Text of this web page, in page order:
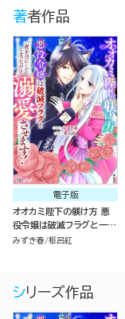
著者作品
電子版
オオカミ陛下の躾け方 悪
役令嬢は破滅フラグと一夜
を共にしてしまったけど、
みずき春 枢呂紅
シリーズ作品